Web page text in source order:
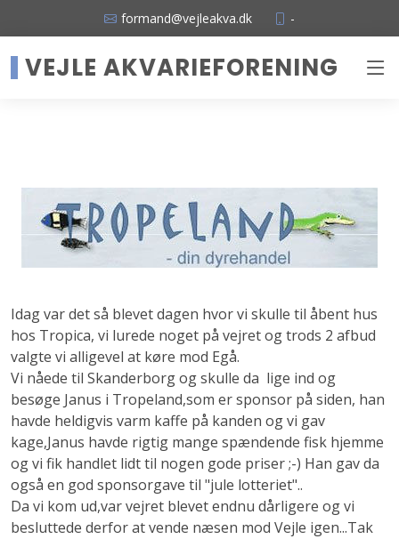
formand@vejleakva.dk -
VEJLE AKVARIEFORENING
Idag var det så blevet dagen hvor vi skulle til åbent hus
hos Tropica, vi lurede noget på vejret og trods 2 afbud
valgte vi alligevel at køre mod Egå.
Vi nåede til Skanderborg og skulle da lige ind og
besøge Janus i Tropeland,som er sponsor på siden, han
havde heldigvis varm kaffe på kanden og vi gav
kage,Janus havde rigtig mange spændende fisk hjemme
og vi fik handlet lidt til nogen gode priser ;-) Han gav da
også en god sponsorgave til "jule lotteriet"..
Da vi kom ud,var vejret blevet endnu dårligere og vi
besluttede derfor at vende næsen mod Vejle igen...Tak